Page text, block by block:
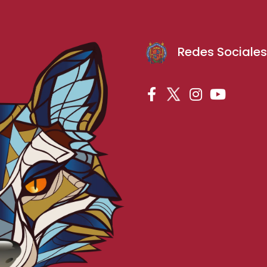
Redes Sociales